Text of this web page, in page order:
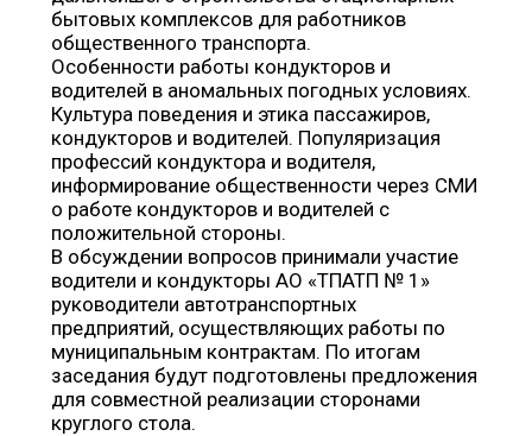
бытовых комплексов для работников
общественного транспорта.
Особенности работы кондукторов и
водителей в аномальных погодных условиях.
Культура поведения и этика пассажиров,
кондукторов и водителей. Популяризация
профессий кондуктора и водителя,
информирование общественности через СМИ
о работе кондукторов и водителей с
положительной стороны.
В обсуждении вопросов принимали участие
водители и кондукторы АО «ТПАТП № 1»
руководители автотранспортных
предприятий, осуществляющих работы по
муниципальным контрактам. По итогам
заседания будут подготовлены предложения
для совместной реализации сторонами
круглого стола.